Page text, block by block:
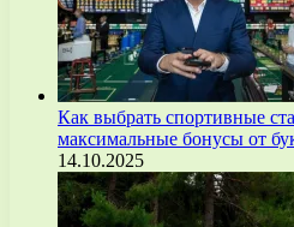
Как выбрать спортивные
максимальные бонусы от
14.10.2025